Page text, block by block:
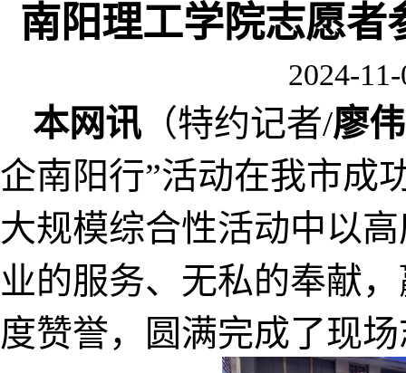
南阳理工学院志愿者
2024-
本网讯 （特约记者/廖
企南阳行”活动在我市成
大规模综合性活动中以
业的服务、无私的奉献
度赞誉，
圆满完成了现